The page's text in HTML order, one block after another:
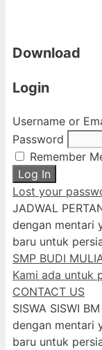
Download
Login
Username or
Password
Remember
Log In
Lost your
JADWAL
dengan mentari
baru untuk
SMP BUDI
Kami ada untuk
CONTACT US
SISWA SISWI
dengan mentari
baru untuk